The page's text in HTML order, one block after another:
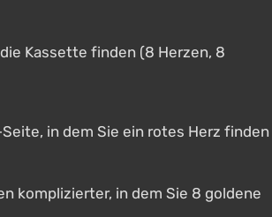
Kassette finden (8 Herzen, 8
in dem Sie ein rotes Herz finden
komplizierter, in dem Sie 8 goldene